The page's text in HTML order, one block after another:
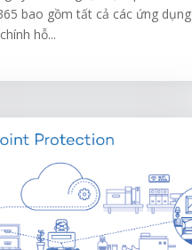
bao gồm tất cả các ứng dụng
hỗ...